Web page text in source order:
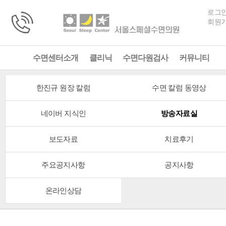
로그
회원
수면센터소개 클리닉 수면다원검사 커뮤니티
한진규 원장 칼럼 수면 칼럼 동영상
네이버 지식인 방송자료실
보도자료 치료후기
주요공지사항 공지사항
온라인상담